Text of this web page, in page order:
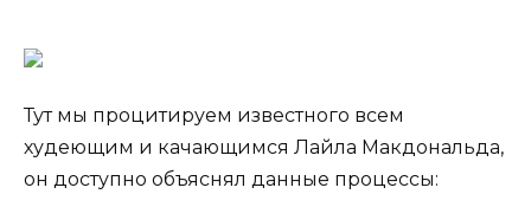
Тут мы процитируем известного всем
худеющим и качающимся Лайла Макдональда,
он доступно объяснял данные процессы: